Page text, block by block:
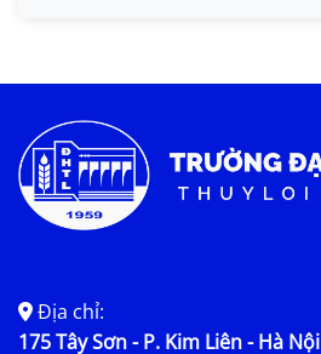
Tin tức chung
Địa chỉ:
175 Tây Sơn - P. Kim Liên - Hà Nội